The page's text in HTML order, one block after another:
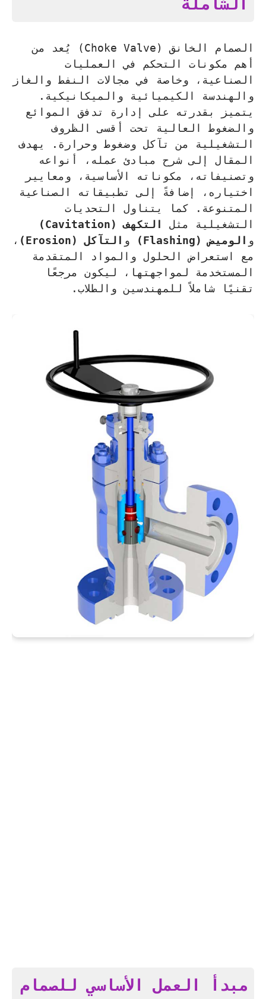
الشاملة
الصمام الخانق (Choke Valve) يُعد من
أهم مكونات التحكم في العمليات
الصناعية، وخاصة في مجالات النفط والغاز
والهندسة الكيميائية والميكانيكية.
يتميز بقدرته على إدارة تدفق الموائع
والضغوط العالية تحت أقسى الظروف
التشغيلية من تآكل وضغوط وحرارة. يهدف
المقال إلى شرح مبادئ عمله، أنواعه
وتصنيفاته، مكوناته الأساسية، ومعايير
اختياره، إضافةً إلى تطبيقاته الصناعية
المتنوعة. كما يتناول التحديات
التشغيلية مثل
التكهف (Cavitation)
و الوميض (Flashing) و التآكل (Erosion)
،
مع استعراض الحلول والمواد المتقدمة
المستخدمة لمواجهتها، ليكون مرجعًا
تقنيًا شاملاً للمهندسين والطلاب.
مبدأ العمل الأساسي للصمام